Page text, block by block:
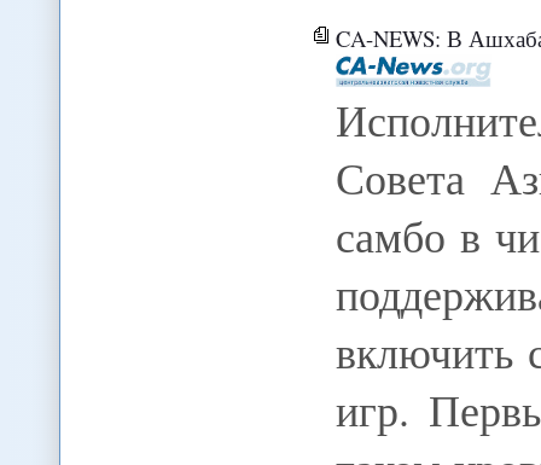
CA-NEWS: В
Совета
самбо в
включить
игр.